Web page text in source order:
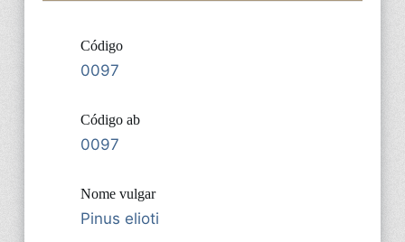
Código
0097
Código ab
0097
Nome vulgar
Pinus elioti